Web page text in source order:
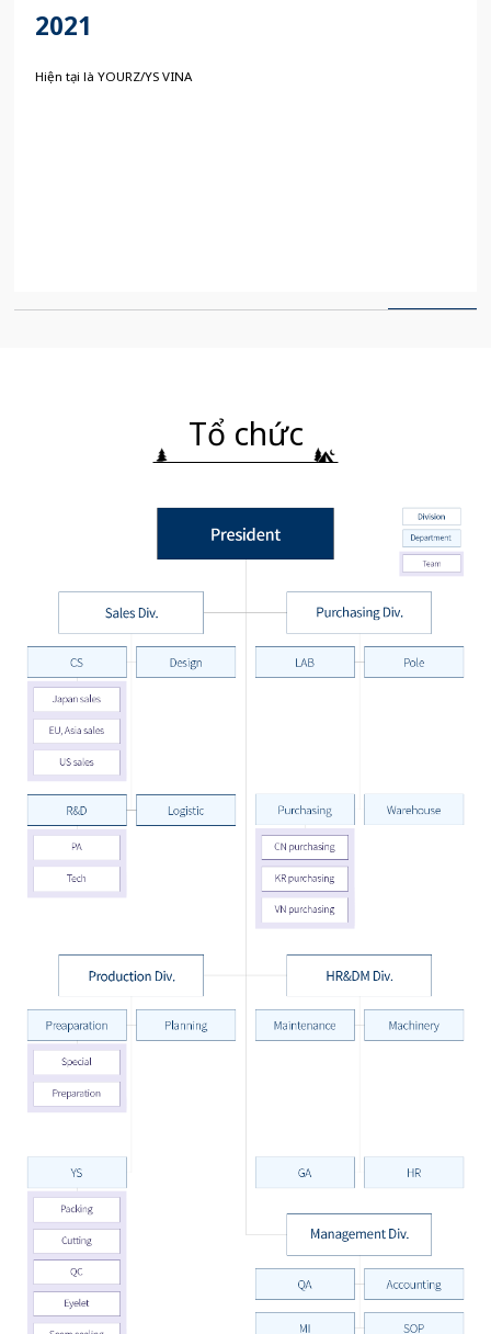
2021
Hiện tại là YOURZ/YS VINA
Tổ chức